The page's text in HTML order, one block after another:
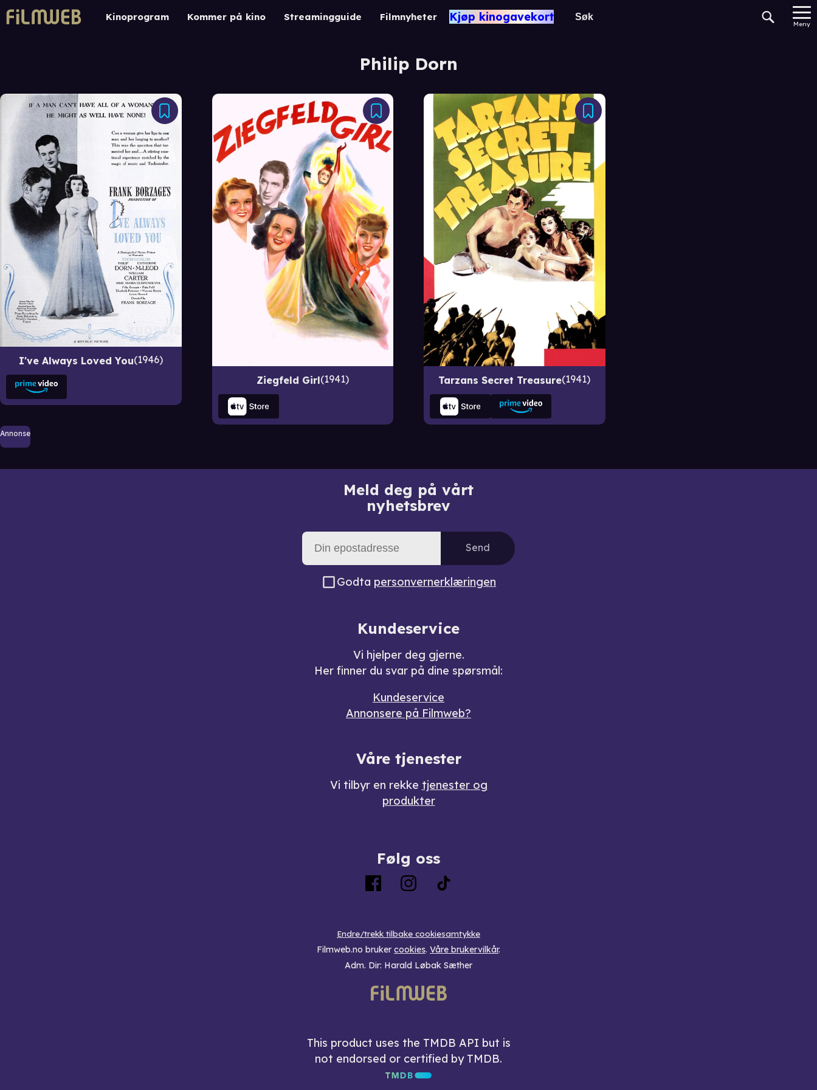
Kinoprogram Kommer på kino Streamingguide Filmnyheter Kjøp kinogavekort
Meny
Philip Dorn
I've Always Loved You 1946
Ziegfeld Girl 1941 Tarzans Secret Treasure 1941
Annonse
Meld deg på vårt
nyhetsbrev
Send
Godta personvernerklæringen
Kundeservice
Vi hjelper deg gjerne.
Her finner du svar på dine spørsmål:
Kundeservice
Annonsere på Filmweb?
Våre tjenester
Vi tilbyr en rekke tjenester og
produkter
Følg oss
Endre/trekk tilbake cookiesamtykke
Filmweb.no bruker cookies. Våre brukervilkår.
Adm. Dir: Harald Løbak Sæther
This product uses the TMDB API but is
not endorsed or certified by TMDB.